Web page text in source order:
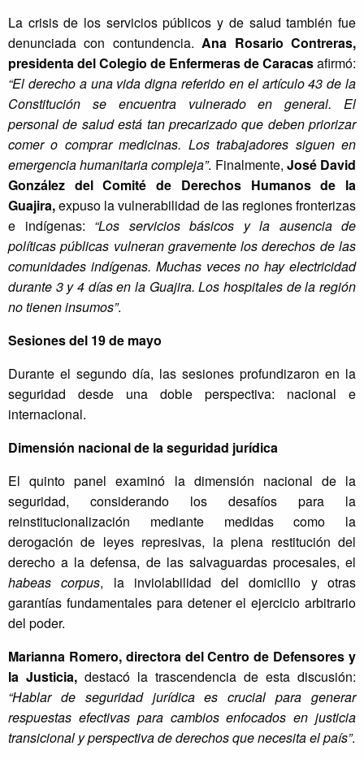
La crisis de los servicios públicos y de salud también fue
denunciada con contundencia.Ana Rosario Contreras,
presidenta del Colegio de Enfermeras de Caracasafirmó:
“El derecho a una vida digna referido en el artículo 43 de la
Constitución se encuentra vulnerado en general. El
personal de salud está tan precarizado que deben priorizar
comer o comprar medicinas. Los trabajadores siguen en
emergencia humanitaria compleja”. Finalmente, José David
González del Comité de Derechos Humanos de la
Guajira,expuso la vulnerabilidad de las regiones fronterizas
e indígenas: “Los servicios básicos y la ausencia de
políticas públicas vulneran gravemente los derechos de las
comunidades indígenas. Muchas veces no hay electricidad
durante 3 y 4 días en la Guajira. Los hospitales de la región
no tienen insumos”.
Sesiones del 19 de mayo
Durante el segundo día, las sesiones profundizaron en la
seguridad desde una doble perspectiva: nacional e
internacional.
Dimensión nacional de la seguridad jurídica
El quinto panel examinó la dimensión nacional de la
seguridad, considerando los desafíos para la
reinstitucionalización mediante medidas como la
derogación de leyes represivas, la plena restitución del
derecho a la defensa, de las salvaguardas procesales, el
habeas corpus, la inviolabilidad del domicilio y otras
garantías fundamentales para detener el ejercicio arbitrario
del poder.
Marianna Romero, directora del Centro de Defensores y
la Justicia, destacó la trascendencia de esta discusión:
“Hablar de seguridad jurídica es crucial para generar
respuestas efectivas para cambios enfocados en justicia
transicional y perspectiva de derechos que necesita el país”.